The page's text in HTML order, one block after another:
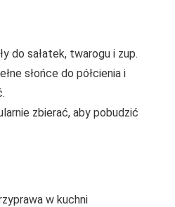
do sałatek, twarogu i zup.
słońce do półcienia i
zbierać, aby pobudzić
w kuchni